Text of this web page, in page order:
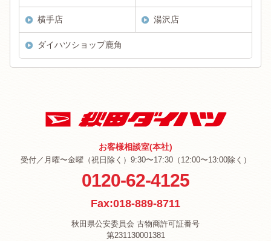
横手店 湯沢店
ダイハツショップ鹿角
お客様相談室(本社)
受付／月曜〜金曜（祝日除く）9:30〜17:30（12:00〜13:00除く）
0120-62-4125
Fax:018-889-8711
秋田県公安委員会 古物商許可証番号
第231130001381